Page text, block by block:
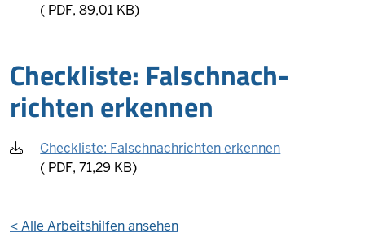
( PDF, 89,01 KB)
Checkliste: Falsch­nach­
richten er­kennen
Checkliste: Falschnachrichten erkennen
( PDF, 71,29 KB)
<Alle Arbeitshilfen ansehen